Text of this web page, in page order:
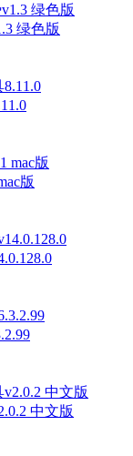
绿色版
版
中文版